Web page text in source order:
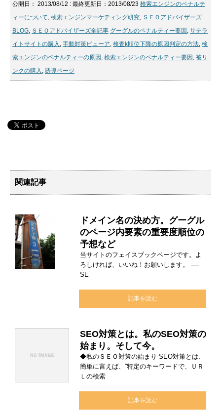
公開日： 2013/08/12 : 最終更新日：2013/08/23 検索エンジンのペナルテ
ィーについて, 検索エンジンマーケティング研究, ＳＥＯアドバイザーズ
BLOG, ＳＥＯアドバイザーズ全記事 グーグルのペナルティー要因 , サテラ
イトサイトの購入 , 手動対策ビューア, 検査k順位下降の原因判定の方法, 検
索エンジンのペナルティーの原因 , 検索エンジンのペナルティー要因 , 被リ
ンクの購入 , 誘導ページ
関連記事
ドメイン名の決め方。グーグル
のページ内要素の重要度順位の
予想など
当サイトのフェイスブックページです。よ
ろしければ、いいね！お願いします。 ----
SE
記事を読む
SEO対策とは。私のSEO対策の
始まり。そして今。
◆私のＳＥＯ対策の始まり SEO対策とは、
簡単に言えば、”特定のキーワードで、ＵＲ
Ｌの検索
記事を読む